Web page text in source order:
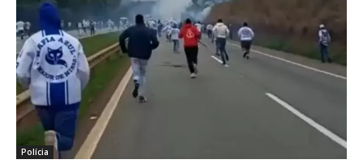
Polícia